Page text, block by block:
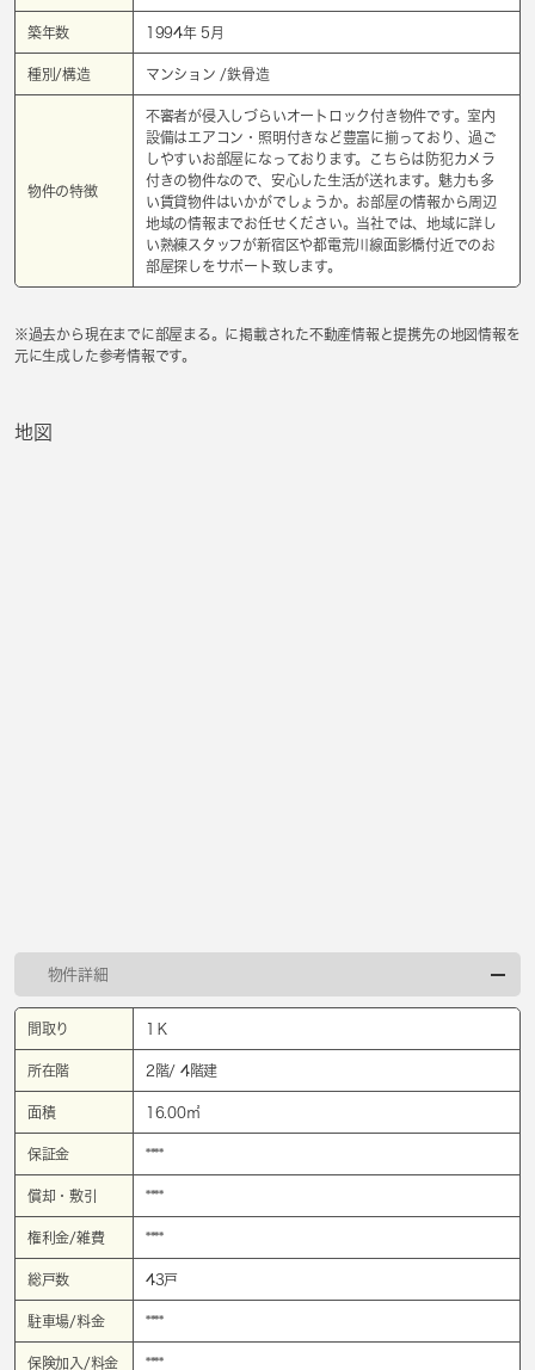
築年数 1994年 5月
種別/構造 マンション /鉄骨造
物件の特徴
不審者が侵入しづらいオートロック付き物件です。室内
設備はエアコン・照明付きなど豊富に揃っており、過ご
しやすいお部屋になっております。こちらは防犯カメラ
付きの物件なので、安心した生活が送れます。魅力も多
い賃貸物件はいかがでしょうか。お部屋の情報から周辺
地域の情報までお任せください。当社では、地域に詳し
い熟練スタッフが新宿区や都電荒川線面影橋付近でのお
部屋探しをサポート致します。
※過去から現在までに部屋まる。に掲載された不動産情報と提携先の地図情報を
元に生成した参考情報です。
地図
物件詳細
間取り 1Ｋ
所在階 2階/ 4階建
面積 16.00㎡
保証金 ****
償却・敷引 ****
権利金/雑費 ****
総戸数 43戸
駐車場/料金 ****
保険加入/料金 ****